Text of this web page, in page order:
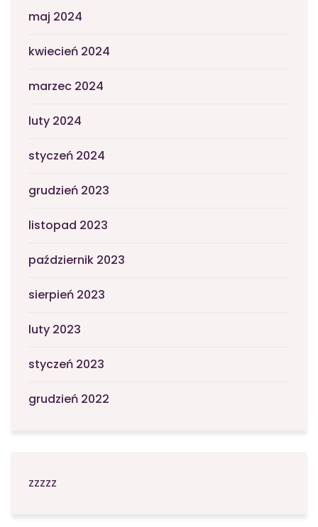
maj 2024
kwiecień 2024
marzec 2024
luty 2024
styczeń 2024
grudzień 2023
listopad 2023
październik 2023
sierpień 2023
luty 2023
styczeń 2023
grudzień 2022
zzzzz